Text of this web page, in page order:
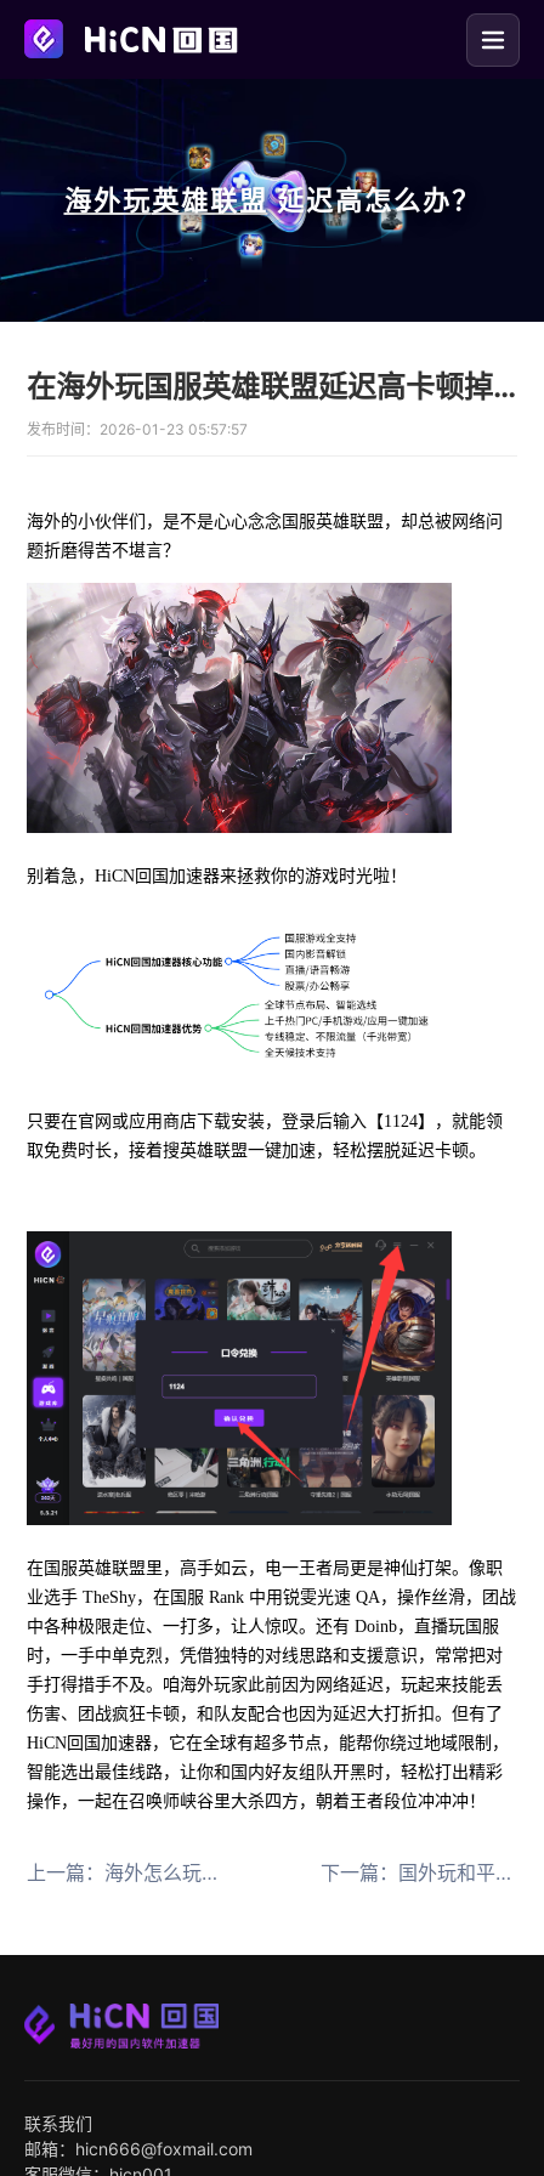
海外玩英雄联盟 延迟高怎么办？
在海外玩国服英雄联盟延迟高卡顿掉线怎么办，解决办法来了
发布时间： 2026-01-23 05:57:57
海外的小伙伴们，是不是心心念念国服英雄联盟，却总被网络问
题折磨得苦不堪言？
别着急，HiCN回国加速器来拯救你的游戏时光啦！
只要在官网或应用商店下载安装，登录后输入【1124】，就能领
取免费时长，接着搜英雄联盟一键加速，轻松摆脱延迟卡顿。
在国服英雄联盟里，高手如云，电一王者局更是神仙打架。像职
业选手 TheShy，在国服 Rank 中用锐雯光速 QA，操作丝滑，团战
中各种极限走位、一打多，让人惊叹。还有 Doinb，直播玩国服
时，一手中单克烈，凭借独特的对线思路和支援意识，常常把对
手打得措手不及。咱海外玩家此前因为网络延迟，玩起来技能丢
伤害、团战疯狂卡顿，和队友配合也因为延迟大打折扣。但有了
HiCN回国加速器，它在全球有超多节点，能帮你绕过地域限制，
智能选出最佳线路，让你和国内好友组队开黑时，轻松打出精彩
操作，一起在召唤师峡谷里大杀四方，朝着王者段位冲冲冲！
上一篇： 海外怎么玩国服游戏三角洲行动 下一篇： 国外玩和平精英国服攻略，延迟卡顿拜拜
联系我们
邮箱：hicn666@foxmail.com